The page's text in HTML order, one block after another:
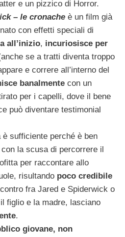
e un pizzico di Horror.
– le cronache è un film già
con effetti speciali di
all’inizio, incuriosisce per
se a tratti diventa troppo
e correre all’interno del
banalmente con un
per i capelli, dove il bene
può diventare testimonial
sufficiente perché è ben
la scusa di percorrere il
per raccontare allo
risultando poco credibile
fra Jared e Spiderwick o
figlio e la madre, lasciano
.
giovane, non